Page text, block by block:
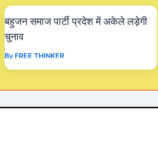
बहुजन समाज पार्टी प्रदेश में अकेले लड़ेगी
चुनाव
By FREE THINKER